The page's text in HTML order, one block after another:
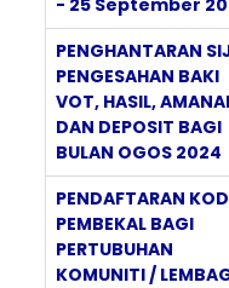
PENGHANTARAN
PENGESAHAN BAKI
VOT, HASIL,
DAN DEPOSIT BAGI
BULAN OGOS 2024
PENDAFTARAN KOD
PEMBEKAL BAGI
PERTUBUHAN
KOMUNITI /